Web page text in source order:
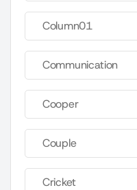
Column01
Communication
Cooper
Couple
Cricket